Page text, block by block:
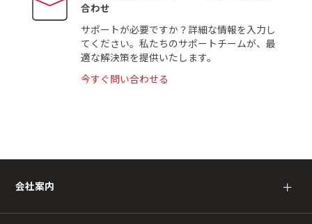
合わせ
サポートが必要ですか？詳細な情報を入力し
てください。私たちのサポートチームが、最
適な解決策を提供いたします。
今すぐ問い合わせる
会社案内 ＋